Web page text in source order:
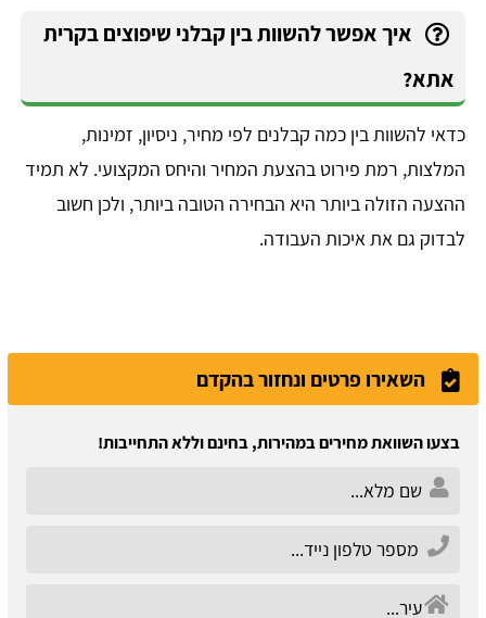
איך אפשר להשוות בין קבלני שיפוצים בקרית
אתא?
כדאי להשוות בין כמה קבלנים לפי מחיר, ניסיון, זמינות,
המלצות, רמת פירוט בהצעת המחיר והיחס המקצועי. לא תמיד
ההצעה הזולה ביותר היא הבחירה הטובה ביותר, ולכן חשוב
לבדוק גם את איכות העבודה.
השאירו פרטים ונחזור בהקדם
בצעו השוואת מחירים במהירות, בחינם וללא התחייבות!